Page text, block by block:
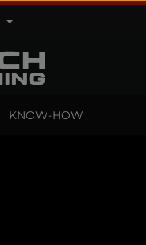
KNOW-HOW